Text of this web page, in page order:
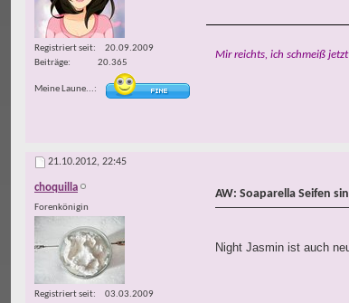
Registriert seit
20.09.2009
Beiträge
20.365
Meine Laune...
Mir reichts, ich schmeiß
21.10.2012, 22:45
choquilla
Forenkönigin
Registriert seit
03.03.2009
AW: Soaparella Seifen
Night Jasmin ist auch